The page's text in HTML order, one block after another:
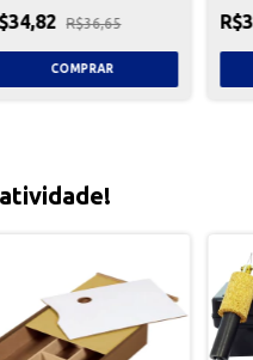
R$36,65